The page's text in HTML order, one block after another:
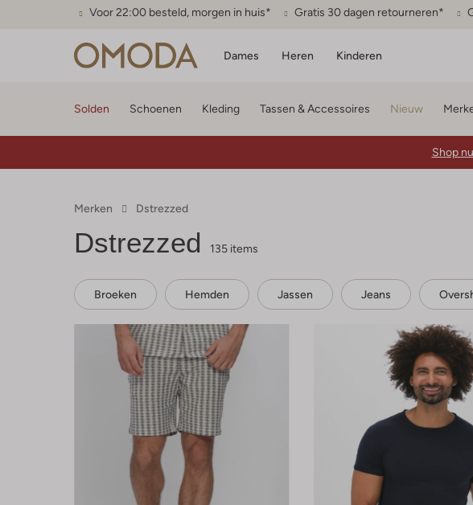
Voor 22:00 besteld, morgen in huis* Gratis 30 dagen retourneren*
Dames Heren Kinderen
Solden Schoenen Kleding Tassen & Accessoires Nieuw
Shop
Merken Dstrezzed
Dstrezzed 135 items
Broeken Hemden Jassen Jeans